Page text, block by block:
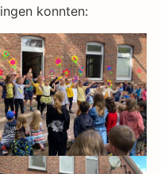
konnten: